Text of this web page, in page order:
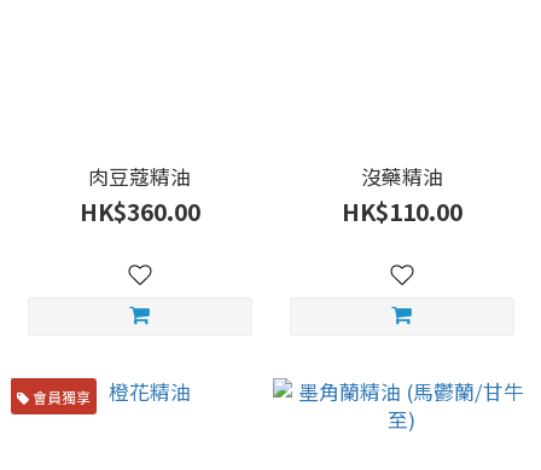
肉豆蔻精油
HK$360.00
沒藥精油
HK$110.00
會員獨享